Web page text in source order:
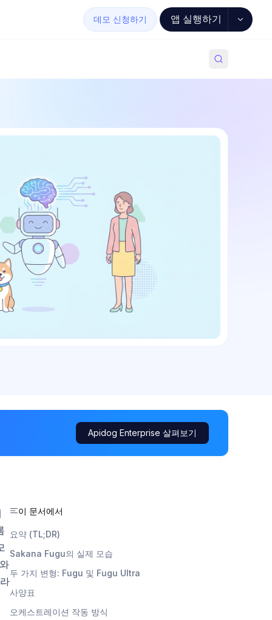
데모 신청하기 앱 실행하기
Apidog Enterprise 살펴보기
와
이 문서에서
요약 (TL;DR)
Sakana Fugu의 실제 모습
두 가지 변형: Fugu 및 Fugu Ultra
사양표
오케스트레이션 작동 방식